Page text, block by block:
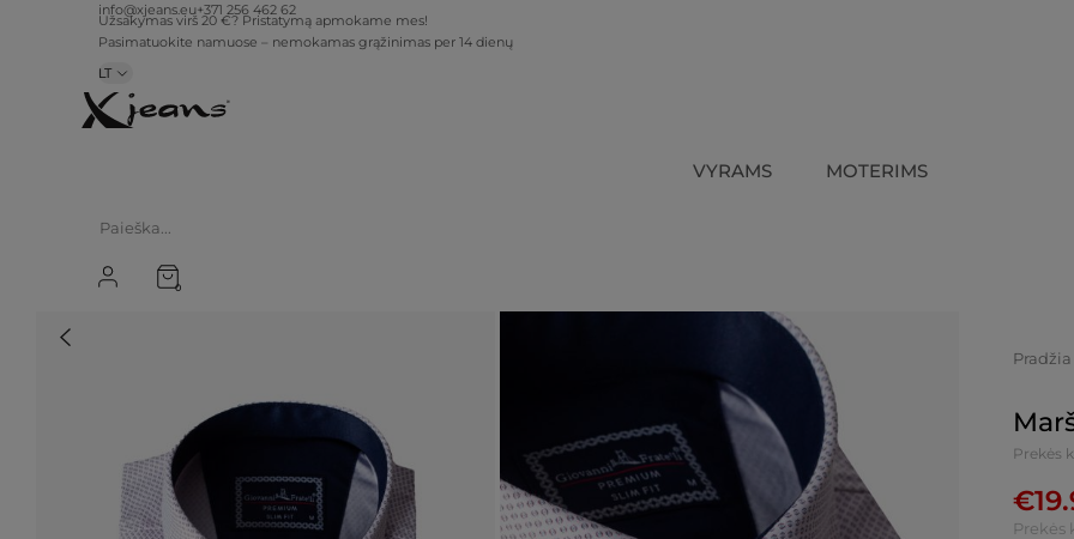
info@xjeans.eu+371 256 462 62
Užsakymas virš 20 €? Pristatymą apmokame mes!
Pasimatuokite namuose – nemokamas grąžinimas per 14 dienų
LT
VYRAMS MOTERIMS
0
Pradžia
Prekės
€
Prekės